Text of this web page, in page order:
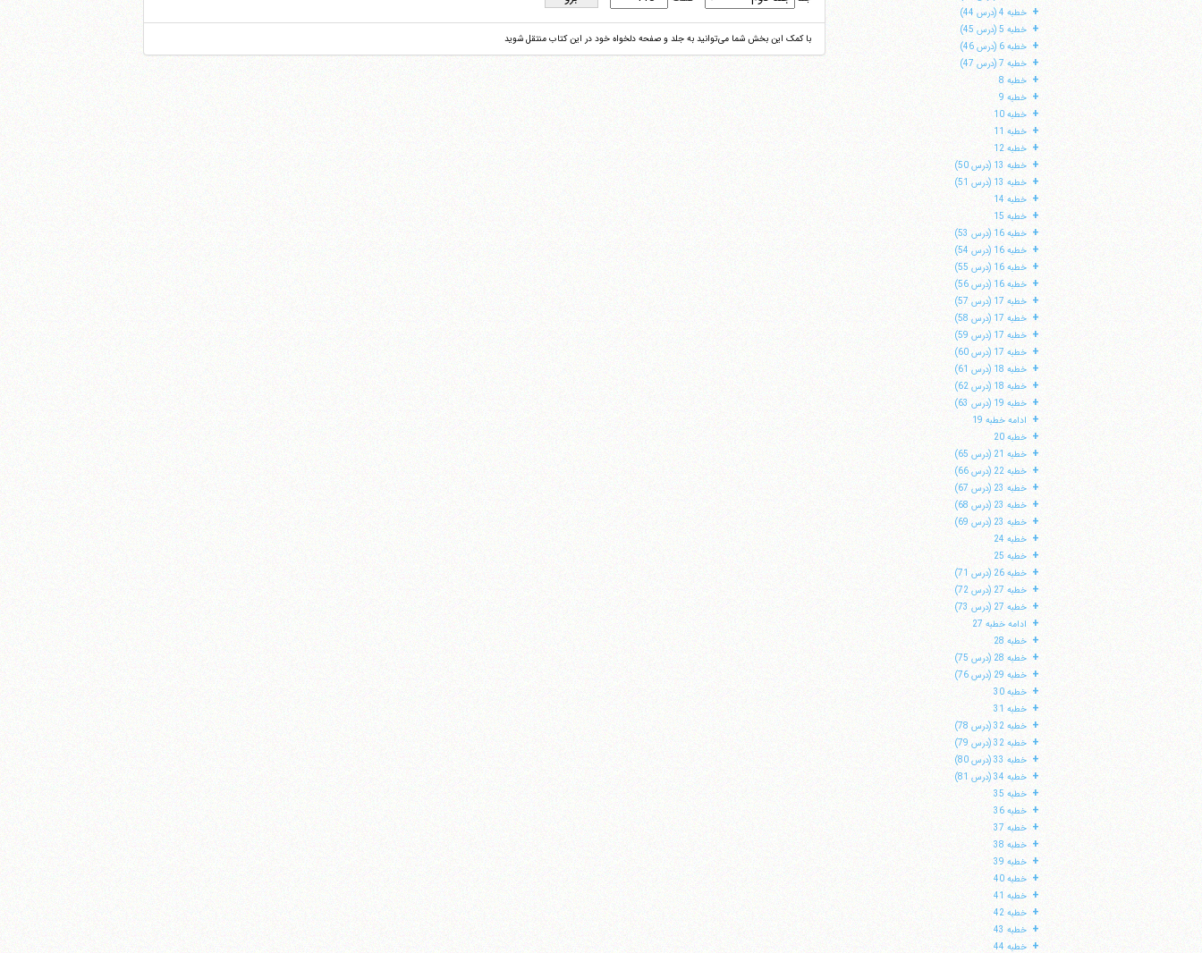
+ خطبه 4 (درس 44)
+ خطبه 5 (درس 45)
+ خطبه 6 (درس 46)
+ خطبه 7 (درس 47)
+ خطبه 8
+ خطبه 9
+ خطبه 10
+ خطبه 11
+ خطبه 12
+ خطبه 13 (درس 50)
+ خطبه 13 (درس 51)
+ خطبه 14
+ خطبه 15
+ خطبه 16 (درس 53)
+ خطبه 16 (درس 54)
+ خطبه 16 (درس 55)
+ خطبه 16 (درس 56)
+ خطبه 17 (درس 57)
+ خطبه 17 (درس 58)
+ خطبه 17 (درس 59)
+ خطبه 17 (درس 60)
+ خطبه 18 (درس 61)
+ خطبه 18 (درس 62)
+ خطبه 19 (درس 63)
+ ادامه خطبه 19
+ خطبه 20
+ خطبه 21 (درس 65)
+ خطبه 22 (درس 66)
+ خطبه 23 (درس 67)
+ خطبه 23 (درس 68)
+ خطبه 23 (درس 69)
+ خطبه 24
+ خطبه 25
+ خطبه 26 (درس 71)
+ خطبه 27 (درس 72)
+ خطبه 27 (درس 73)
+ ادامه خطبه 27
+ خطبه 28
+ خطبه 28 (درس 75)
+ خطبه 29 (درس 76)
+ خطبه 30
+ خطبه 31
+ خطبه 32 (درس 78)
+ خطبه 32 (درس 79)
+ خطبه 33 (درس 80)
+ خطبه 34 (درس 81)
+ خطبه 35
+ خطبه 36
+ خطبه 37
+ خطبه 38
+ خطبه 39
+ خطبه 40
+ خطبه 41
+ خطبه 42
+ خطبه 43
+ خطبه 44
با کمک این بخش شما می‌توانید به جلد و صفحه دلخواه خود در این کتاب منتقل شوید